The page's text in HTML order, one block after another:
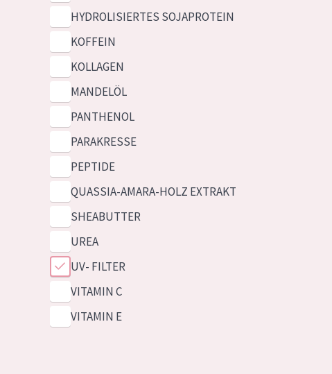
HYDROLISIERTES SOJAPROTEIN
KOFFEIN
KOLLAGEN
MANDELÖL
PANTHENOL
PARAKRESSE
PEPTIDE
QUASSIA-AMARA-HOLZ EXTRAKT
SHEABUTTER
UREA
UV- FILTER
VITAMIN C
VITAMIN E